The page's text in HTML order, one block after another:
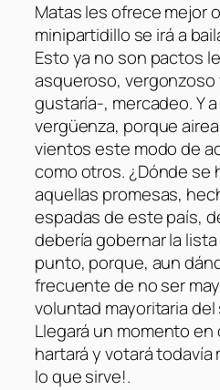
Matas les ofrece mejor
minipartidillo se irá a
Esto ya no son pactos
asqueroso, vergonzoso
gustaría-, mercadeo. Y
vergüenza, porque
vientos este modo de
como otros. ¿Dónde se
aquellas promesas,
espadas de este país,
debería gobernar la
punto, porque, aun
frecuente de no ser
voluntad mayoritaria
Llegará un momento
hartará y votará todavía
lo que sirve!.